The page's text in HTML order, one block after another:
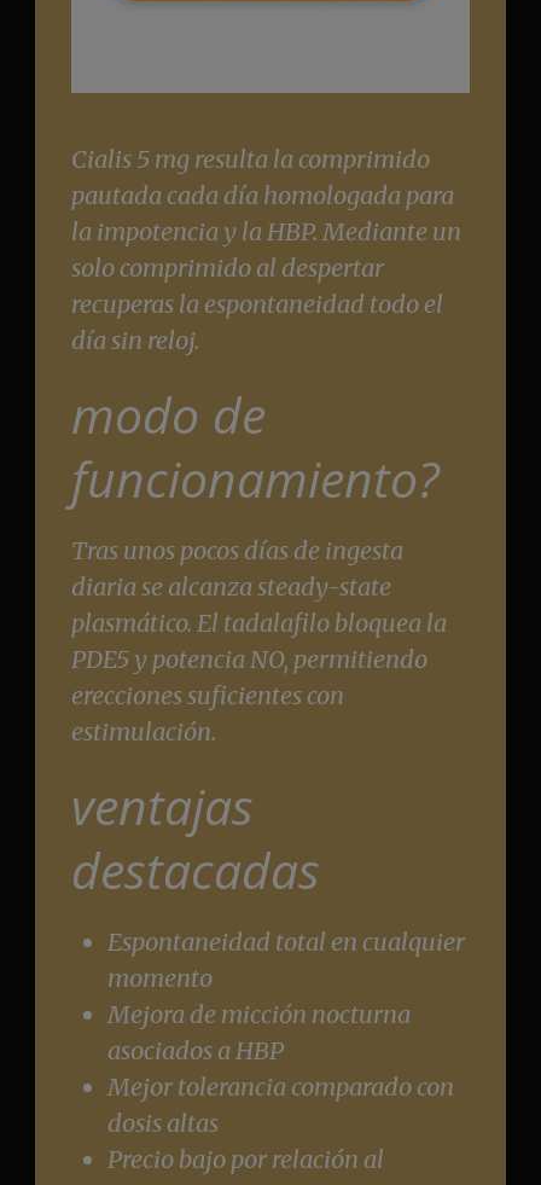
Cialis 5 mg resulta la comprimido
pautada cada día homologada para
la impotencia y la HBP. Mediante un
solo comprimido al despertar
recuperas la espontaneidad todo el
día sin reloj.
modo de
funcionamiento?
Tras unos pocos días de ingesta
diaria se alcanza steady-state
plasmático. El tadalafilo bloquea la
PDE5 y potencia NO, permitiendo
erecciones suficientes con
estimulación.
ventajas
destacadas
Espontaneidad total en cualquier
momento
Mejora de micción nocturna
asociados a HBP
Mejor tolerancia comparado con
dosis altas
Precio bajo por relación al